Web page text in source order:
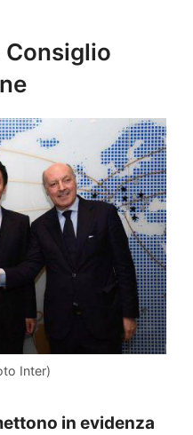
Consiglio
Inter)
in evidenza